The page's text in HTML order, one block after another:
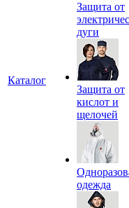
Каталог
Защита от
дуги
Защита от
кислот и
щелочей
одежда